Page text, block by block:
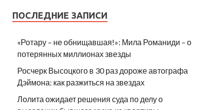
ПОСЛЕДНИЕ ЗАПИСИ
«Ротару – не обнищавшая!»: Мила Романиди – о
потерянных миллионах звезды
Росчерк Высоцкого в 30 раз дороже автографа
Дэймона: как разжиться на звездах
Лолита ожидает решения суда по делу о